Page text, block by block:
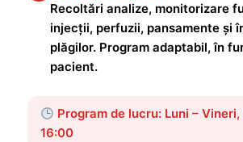
Recoltări analize, monitorizare
injecții, perfuzii, pansamente și
plăgilor. Program adaptabil, în
pacient.
Program de lucru: Luni –
16:00